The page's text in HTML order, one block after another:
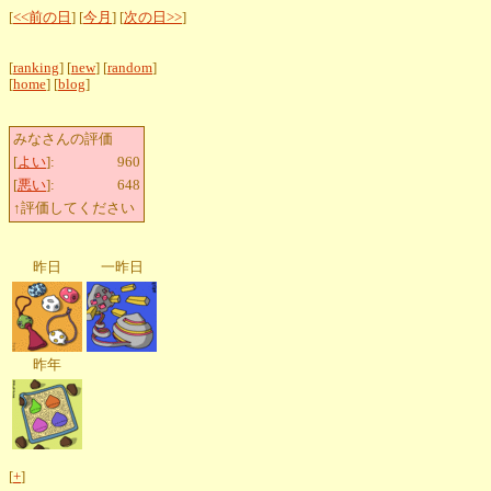
[<<前の日 ] [今月 ] [次の日>>]
[ranking] [new] [random]
[home] [blog]
みなさんの評価
[よい]:
960
[悪い]:
648
↑評価してください
昨日 一昨日
昨年
[+]